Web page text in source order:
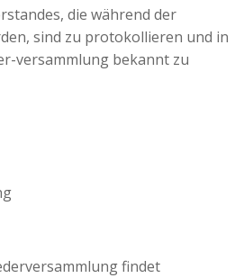
die während der
sind zu protokollieren und in
versammlung bekannt zu
findet